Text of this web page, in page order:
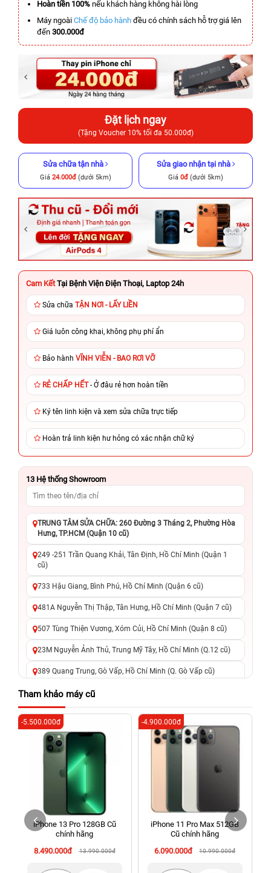
Hoàn tiền 100% nếu khách hàng không hài lòng
Máy ngoài Chế độ bảo hành đều có chính sách hỗ trợ giá lên
đến 300.000đ
Đặt lịch ngay
(Tặng Voucher 10% tối đa 50.000đ)
Sửa chữa tận nhà
Giá 24.000đ(dưới 5km)
Sửa giao nhận tại nhà
Giá 0đ (dưới 5km)
Cam Kết Tại Bệnh Viện Điện Thoại, Laptop 24h
Sửa chữa TẬN NƠI - LẤY LIỀN
Giá luôn công khai, không phụ phí ẩn
Bảo hành VĨNH VIỄN - BAO RƠI VỠ
RẺ CHẤP HẾT- Ở đâu rẻ hơn hoàn tiền
Ký tên linh kiện và xem sửa chữa trực tiếp
Hoàn trả linh kiện hư hỏng có xác nhận chữ ký
13 Hệ thống Showroom
TRUNG TÂM SỬA CHỮA: 260 Đường 3 Tháng 2, Phường Hòa
Hưng, TP.HCM (Quận 10 cũ)
249 -251 Trần Quang Khải, Tân Định, Hồ Chí Minh (Quận 1
cũ)
733 Hậu Giang, Bình Phú, Hồ Chí Minh (Quận 6 cũ)
481A Nguyễn Thị Thập, Tân Hưng, Hồ Chí Minh (Quận 7 cũ)
507 Tùng Thiện Vương, Xóm Củi, Hồ Chí Minh (Quận 8 cũ)
23M Nguyễn Ảnh Thủ, Trung Mỹ Tây, Hồ Chí Minh (Q.12 cũ)
389 Quang Trung, Gò Vấp, Hồ Chí Minh (Q. Gò Vấp cũ)
625 - 625A Âu Cơ, Tân Phú, Hồ Chí Minh (Quận Tân Phú cũ)
326 Lê Văn Việt, Tăng Nhơn Phú, Hồ Chí Minh (Q.9 TP. Thủ
Đức cũ)
256 Võ Văn Ngân, Thủ Đức, Hồ Chí Minh (Bình Thọ, TP. Thủ
Đức Cũ)
70 Nguyễn An Ninh, Dĩ An, Hồ Chí Minh (Bình Dương Cũ)
24h Vũng Tàu: 162A Ba Cu, Vũng Tàu, Hồ Chí Minh (TP. Vũng
Tàu cũ)
198 Hoàng Văn Thụ, Tân Sơn Nhất, Hồ Chí Minh (Tân Bình
Tham khảo máy cũ
iPhone 13 Pro 128GB Cũ
chính hãng
8.490.000đ
13.990.000đ
-5.500.000đ
iPhone 11 Pro Max 512GB
Cũ chính hãng
6.090.000đ
10.990.000đ
-4.900.000đ